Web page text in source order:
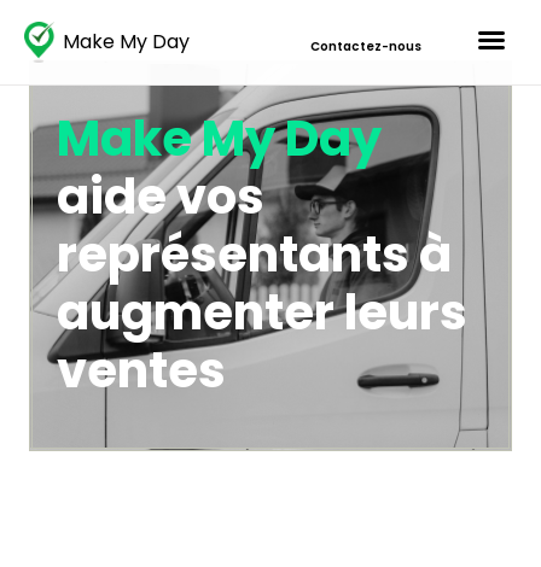
Make My Day Contactez-nous
Make My Day
aide vos
représentants à
augmenter leurs
ventes